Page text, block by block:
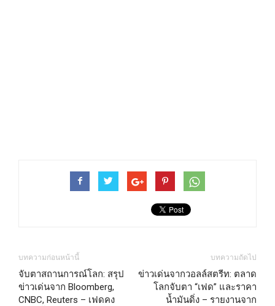
บทความก่อนหน้านี้
จับตาสถานการณ์โลก: สรุป
ข่าวเด่นจาก Bloomberg,
CNBC, Reuters – เฟดคง
บทความถัดไป
ข่าวเด่นจากวอลล์สตรีท: ตลาด
โลกจับตา “เฟด” และราคา
น้ำมันดิ่ง – รายงานจาก